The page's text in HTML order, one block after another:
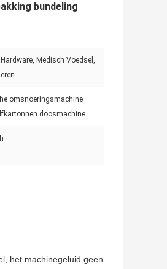
bundeling
Medisch Voedsel,
omsnoeringsmachine
doosmachine
het machinegeluid geen